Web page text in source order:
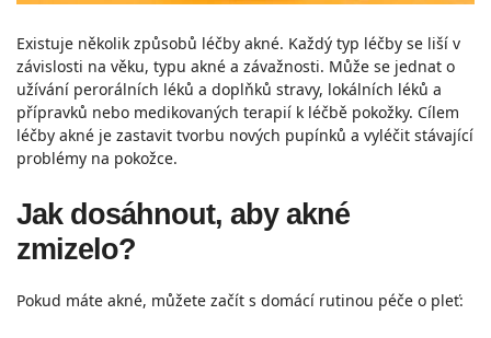
Existuje několik způsobů léčby akné. Každý typ léčby se liší v
závislosti na věku, typu akné a závažnosti. Může se jednat o
užívání perorálních léků a doplňků stravy, lokálních léků a
přípravků nebo medikovaných terapií k léčbě pokožky. Cílem
léčby akné je zastavit tvorbu nových pupínků a vyléčit stávající
problémy na pokožce.
Jak dosáhnout, aby akné
zmizelo?
Pokud máte akné, můžete začít s domácí rutinou péče o pleť: